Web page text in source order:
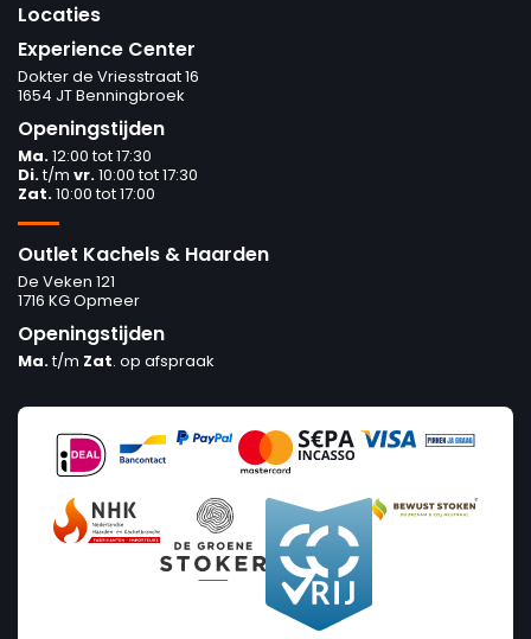
Locaties
Experience Center
Dokter de Vriesstraat 16
1654 JT Benningbroek
Openingstijden
Ma.12:00 tot 17:30
Di.t/m vr.10:00 tot 17:30
Zat.10:00 tot 17:00
Outlet Kachels & Haarden
De Veken 121
1716 KG Opmeer
Openingstijden
Ma.t/m Zat. op afspraak